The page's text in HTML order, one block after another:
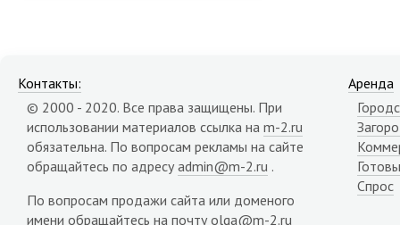
Контакты:
© 2000 - 2020. Все права защищены. При
использовании материалов ссылка на m-2.ru
обязательна. По вопросам рекламы на сайте
обращайтесь по адресу admin@m-2.ru .
По вопросам продажи сайта или доменого
имени обращайтесь на почту olga@m-2.ru
Аренда
Спрос